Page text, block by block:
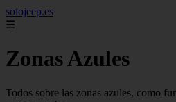
solojeep.es
☰
Zonas Azules
Todos sobre las zonas azules, como